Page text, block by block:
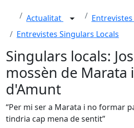
Actualitat
Entrevistes
Entrevistes Singulars Locals
Singulars locals:
mossèn de Marata
d'Amunt
“Per mi ser a Marata i no formar
tindria cap mena de sentit”